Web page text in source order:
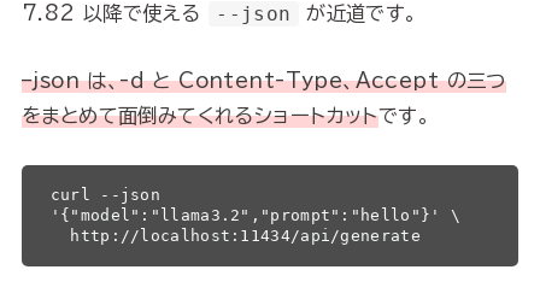
7.82 以降で使える
--json が近道です。
–json は、-d と Content-Type、Accept の三つ
をまとめて面倒みてくれるショートカットです。
curl --json
'{"model":"llama3.2","prompt":"hello"}' \
  http://localhost:11434/api/generate